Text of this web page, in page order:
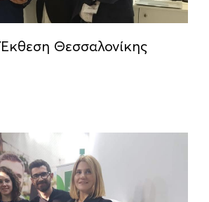
Θεσσαλονίκης